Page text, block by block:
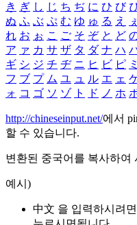
き ぎ し じ ち ぢ に ひ び
ぬ ふ ぶ ぷ む ゆ ゅ る え ぇ
れ お ぉ こ ご そ ぞ と ど
ア ァ カ サ ザ タ ダ ナ ハ
ギ シ ジ チ ヂ ニ ヒ ビ ピ ミ
フ ブ プ ム ユ ュ ル エ ェ
ォ コ ゴ ソ ゾ ト ド ノ ホ
http://chineseinput.net/에서
할 수 있습니다.
변환된 중국어를 복사하여
예시)
中文 을 입력하시려면